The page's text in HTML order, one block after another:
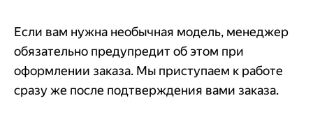
Если вам нужна необычная модель, менеджер
обязательно предупредит об этом при
оформлении заказа. Мы приступаем к работе
сразу же после подтверждения вами заказа.